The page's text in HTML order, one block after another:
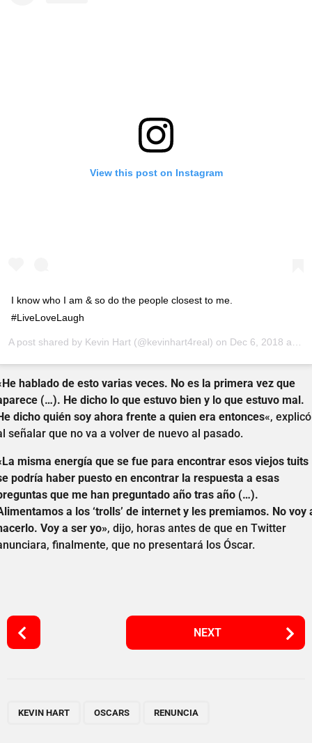
View this post on Instagram
I know who I am & so do the people closest to me.
#LiveLoveLaugh
A post shared by Kevin Hart (@kevinhart4real) on Dec 6, 2018 at 7:31pm PST
He hablado de esto varias veces. No es la primera vez que
(…). He dicho lo que estuvo bien y lo que estuvo mal.
dicho quién soy ahora frente a quien era entonces«, explicó
señalar que no va a volver de nuevo al pasado.
misma energía que se fue para encontrar esos viejos tuits
podría haber puesto en encontrar la respuesta a esas
que me han preguntado año tras año (…).
a los ‘trolls’ de internet y les premiamos. No voy
Voy a ser yo», dijo, horas antes de que en Twitter
finalmente, que no presentará los Óscar.
P
o
NEXT
KEVIN HART OSCARS RENUNCIA